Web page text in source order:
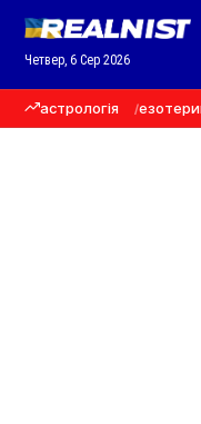
Четвер, 6 Сер 2026
астрологія